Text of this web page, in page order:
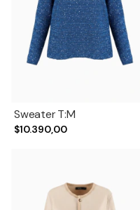
Sweater T:M
$10.390,00